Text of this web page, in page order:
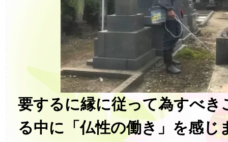
要するに縁に従って為すべき
る中に「仏性の働き」を感じ